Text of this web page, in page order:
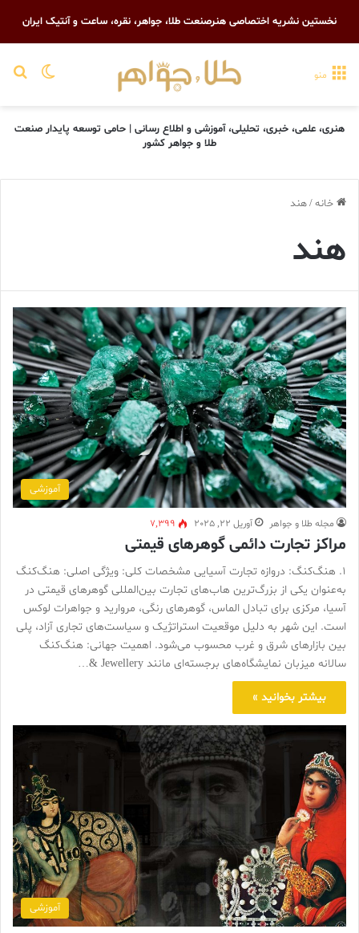
نخستین نشریه اختصاصی هنرصنعت طلا، جواهر، نقره، ساعت و آنتیک ایران
تغییر منو
هنری، علمی، خبری، تحلیلی، آموزشی و اطلاع رسانی | حامی توسعه پایدار صنعت
طلا و جواهر کشور
خانه/هند
هند
آموزشی
مجله طلا و جواهر آوریل 22, 2025 7,399
مراکز تجارت دائمی گوهرهای قیمتی
1. هنگ‌کنگ: دروازه تجارت آسیایی مشخصات کلی: ویژگی اصلی: هنگ‌کنگ
به‌عنوان یکی از بزرگ‌ترین هاب‌های تجارت بین‌المللی گوهرهای قیمتی در
آسیا، مرکزی برای تبادل الماس، گوهرهای رنگی، مروارید و جواهرات لوکس
است. این شهر به دلیل موقعیت استراتژیک و سیاست‌های تجاری آزاد، پلی
بین بازارهای شرق و غرب محسوب می‌شود. اهمیت جهانی: هنگ‌کنگ
سالانه میزبان نمایشگاه‌های برجسته‌ای مانند Jewellery &…
بیشتر بخوانید »
آموزشی